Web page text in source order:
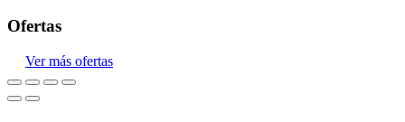
Ofertas
Ver más ofertas